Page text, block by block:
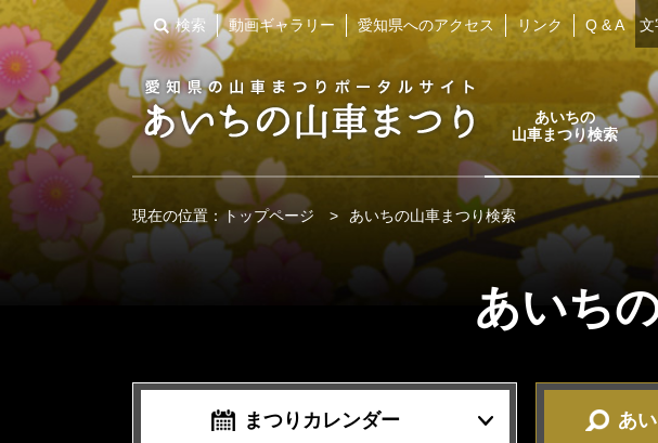
検索 動画ギャラリー 愛知県へのアクセス リンク Q & A 文
あいちの
山車まつり検索
現在の位置：トップページ > あいちの山車まつり検索
あいち
まつりカレンダー あ